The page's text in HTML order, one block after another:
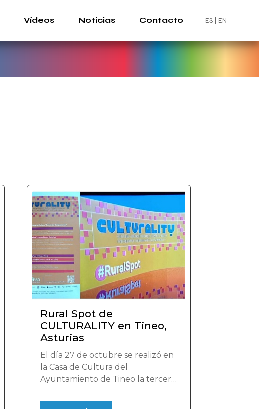
Vídeos Noticias Contacto ES EN
Rural Spot de
CULTURALITY en Tineo,
Asturias
El día 27 de octubre se realizó en
la Casa de Cultura del
Ayuntamiento de Tineo la tercera
denominados Rural Spots